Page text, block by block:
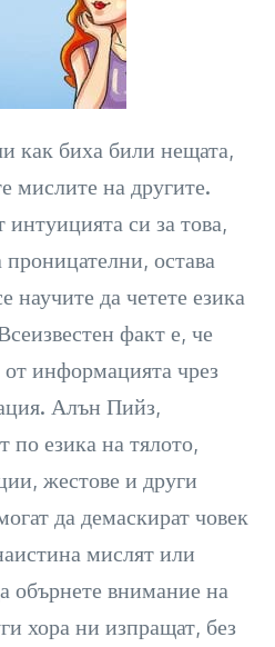
как биха били нещата,
мислите на другите.
интуицията си за това,
проницателни, остава
научите да четете езика
факт е, че
информацията чрез
Алън Пийз,
по езика на тялото,
жестове и други
да демаскират човек
мислят или
обърнете внимание на
хора ни изпращат, без